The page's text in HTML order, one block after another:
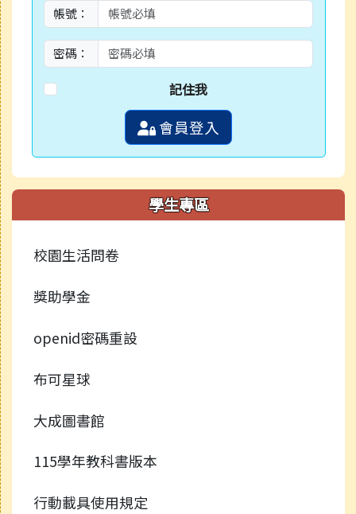
帳號：
密碼：
記住我
會員登入
學生專區
校園生活問卷
獎助學金
openid密碼重設
布可星球
大成圖書館
115學年教科書版本
行動載具使用規定